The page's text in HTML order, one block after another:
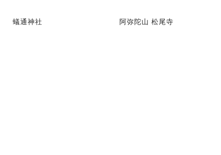
蟻通神社 阿弥陀山 松尾寺